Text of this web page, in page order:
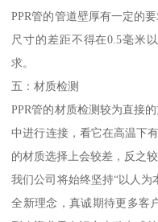
PPR管的管道壁厚有一定的
尺寸的差距不得在0.5毫米
求。
五：材质检测
PPR管的材质检测较为直接
中进行连接，看它在高温下
的材质选择上会较差，反之较
我们公司将始终坚持“以人为
全新理念，真诚期待更多客